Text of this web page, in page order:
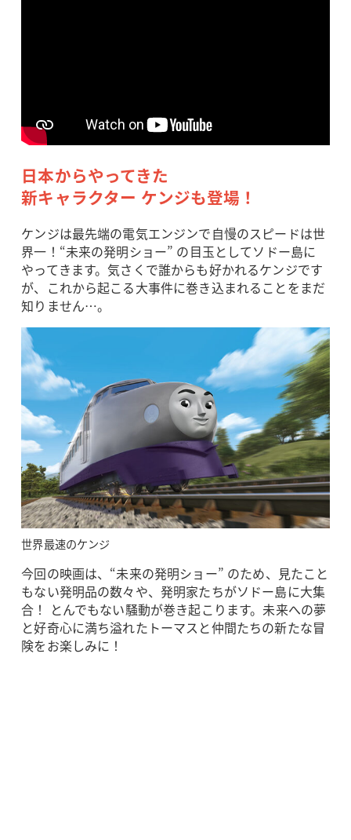
日本からやってきた
新キャラクター ケンジも登場！
ケンジは最先端の電気エンジンで自慢のスピードは世
界一！“未来の発明ショー” の目玉としてソドー島に
やってきます。気さくで誰からも好かれるケンジです
が、これから起こる大事件に巻き込まれることをまだ
知りません…。
世界最速のケンジ
今回の映画は、“未来の発明ショー” のため、見たこと
もない発明品の数々や、発明家たちがソドー島に大集
合！ とんでもない騒動が巻き起こります。未来への夢
と好奇心に満ち溢れたトーマスと仲間たちの新たな冒
険をお楽しみに！